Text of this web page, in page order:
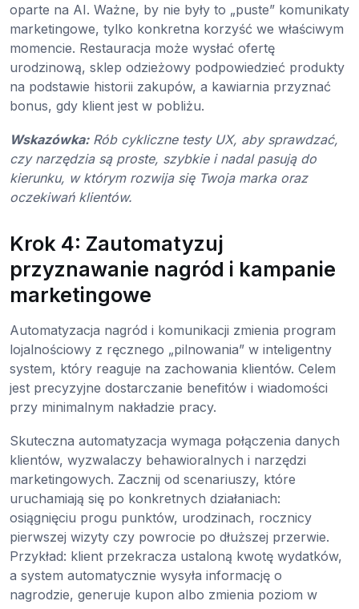
oparte na AI. Ważne, by nie były to „puste” komunikaty
marketingowe, tylko konkretna korzyść we właściwym
momencie. Restauracja może wysłać ofertę
urodzinową, sklep odzieżowy podpowiedzieć produkty
na podstawie historii zakupów, a kawiarnia przyznać
bonus, gdy klient jest w pobliżu.
Wskazówka: Rób cykliczne testy UX, aby sprawdzać,
czy narzędzia są proste, szybkie i nadal pasują do
kierunku, w którym rozwija się Twoja marka oraz
oczekiwań klientów.
Krok 4: Zautomatyzuj
przyznawanie nagród i kampanie
marketingowe
Automatyzacja nagród i komunikacji zmienia program
lojalnościowy z ręcznego „pilnowania” w inteligentny
system, który reaguje na zachowania klientów. Celem
jest precyzyjne dostarczanie benefitów i wiadomości
przy minimalnym nakładzie pracy.
Skuteczna automatyzacja wymaga połączenia danych
klientów, wyzwalaczy behawioralnych i narzędzi
marketingowych. Zacznij od scenariuszy, które
uruchamiają się po konkretnych działaniach:
osiągnięciu progu punktów, urodzinach, rocznicy
pierwszej wizyty czy powrocie po dłuższej przerwie.
Przykład: klient przekracza ustaloną kwotę wydatków,
a system automatycznie wysyła informację o
nagrodzie, generuje kupon albo zmienia poziom w